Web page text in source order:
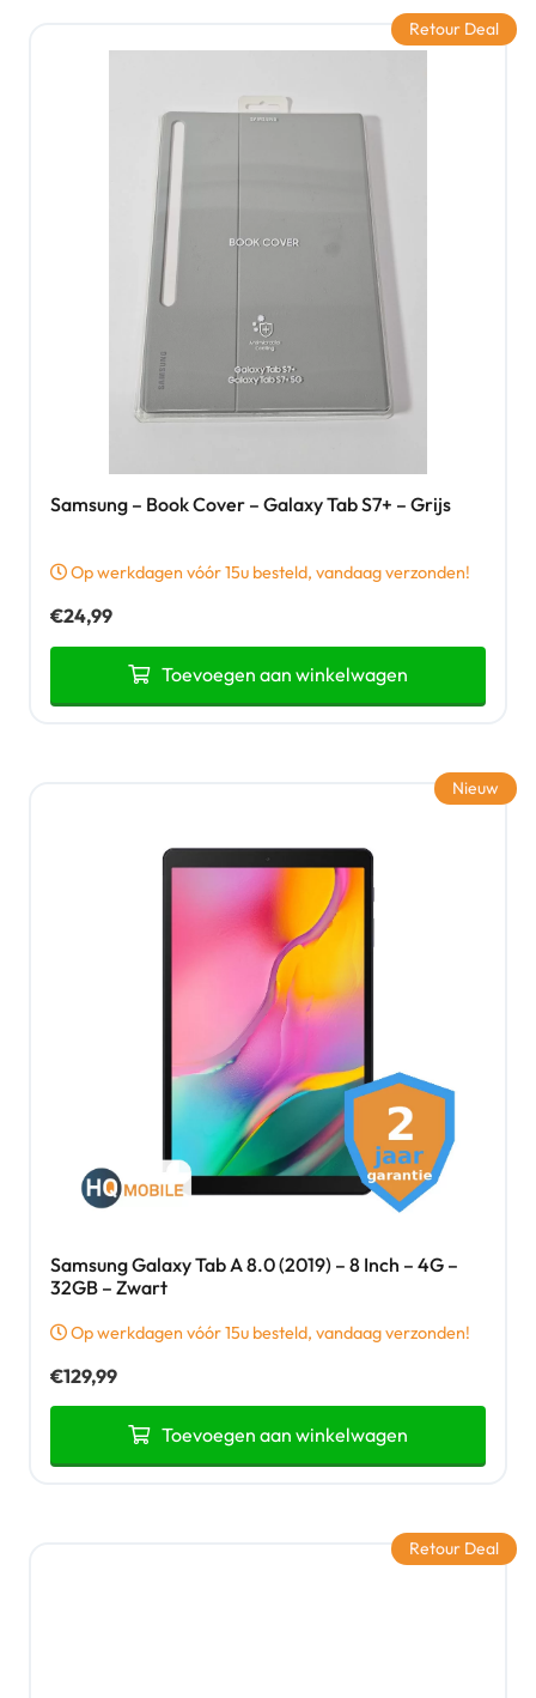
Samsung – Book Cover – Galaxy Tab S7+ – Grijs
Op werkdagen vóór 15u besteld, vandaag verzonden!
€24,99
Toevoegen aan winkelwagen
Retour Deal
Samsung Galaxy Tab A 8.0 (2019) – 8 Inch – 4G –
32GB – Zwart
Op werkdagen vóór 15u besteld, vandaag verzonden!
€129,99
Toevoegen aan winkelwagen
Nieuw
Retour Deal